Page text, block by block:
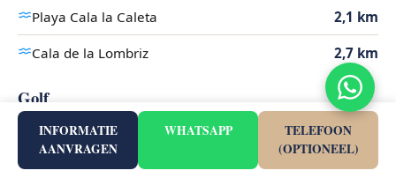
Playa Cala la Caleta 2,1 km
Cala de la Lombriz 2,7 km
Golf
Club de Golf Las Ramblas de Orihuela 3 km
INFORMATIE
AANVRAGEN
WHATSAPP
TELEFOON
(OPTIONEEL)